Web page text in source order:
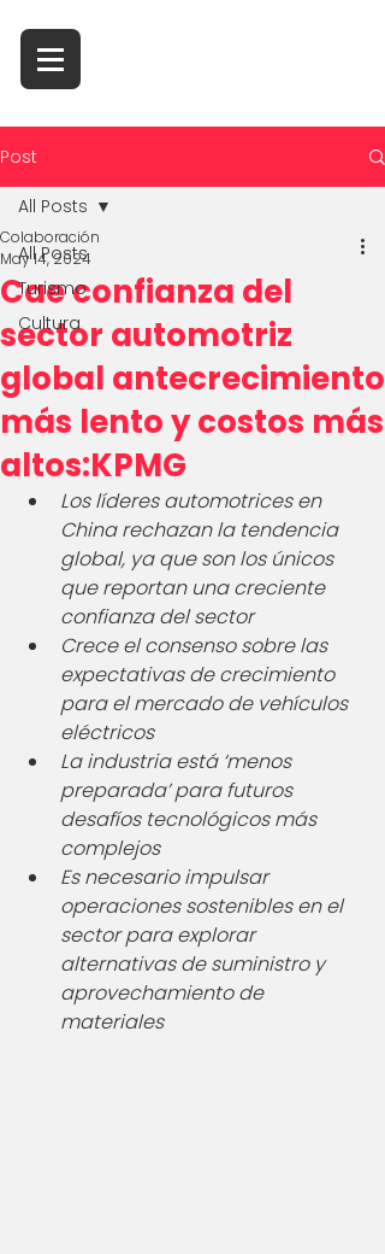
Post
All Posts
Turismo
Cultura
All Posts
Cae confianza del
sector automotriz
global antecrecimiento
más lento y costos más
altos:KPMG
Colaboración
May 14, 2024
Los líderes automotrices en
China rechazan la tendencia
global, ya que son los únicos
que reportan una creciente
confianza del sector
Crece el consenso sobre las
expectativas de crecimiento
para el mercado de vehículos
eléctricos
La industria está ‘menos
preparada’ para futuros
desafíos tecnológicos más
complejos
Es necesario impulsar
operaciones sostenibles en el
sector para explorar
alternativas de suministro y
aprovechamiento de
materiales